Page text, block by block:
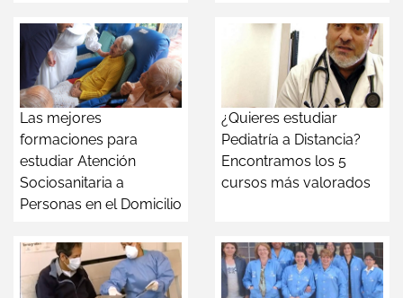
Las mejores
formaciones para
estudiar Atención
Sociosanitaria a
Personas en el Domicilio
¿Quieres estudiar
Pediatría a Distancia?
Encontramos los 5
cursos más valorados